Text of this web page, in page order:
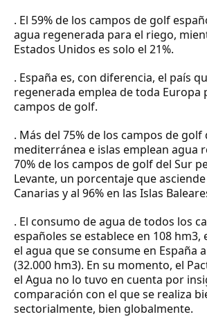
. El 59% de los campos de golf
agua regenerada para el riego,
Estados Unidos es solo el 21%.
. España es, con diferencia, el país
regenerada emplea de toda Europa
campos de golf.
. Más del 75% de los campos de golf
mediterránea e islas emplean agua
70% de los campos de golf del Sur
Levante, un porcentaje que asciende
Canarias y al 96% en las Islas
. El consumo de agua de todos los
españoles se establece en 108 hm3,
el agua que se consume en España
(32.000 hm3). En su momento, el
el Agua no lo tuvo en cuenta por
comparación con el que se realiza
sectorialmente, bien globalmente.